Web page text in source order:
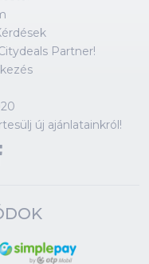
Partner!
új ajánlatainkról!